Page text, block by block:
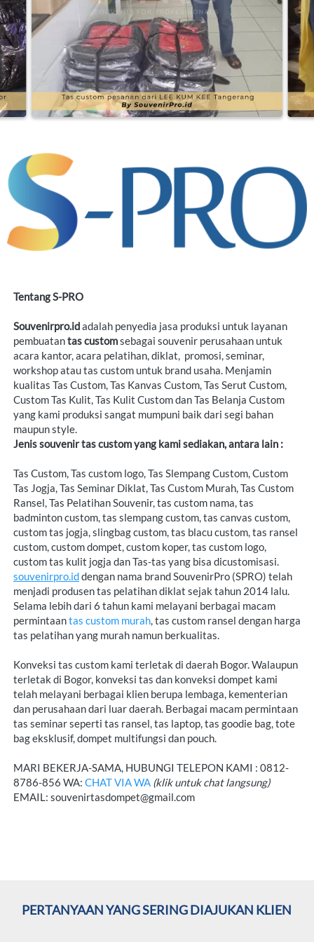
Tentang S-PRO
Souvenirpro.id adalah penyedia jasa produksi untuk layanan
pembuatan tas custom sebagai souvenir perusahaan untuk
acara kantor, acara pelatihan, diklat,  promosi, seminar,
workshop atau tas custom untuk brand usaha. Menjamin
kualitas Tas Custom, Tas Kanvas Custom, Tas Serut Custom,
yang kami produksi sangat mumpuni baik dari segi bahan
Jenis souvenir tas custom yang kami sediakan, antara lain :
Tas Custom, Tas custom logo, Tas Slempang Custom, Custom
Tas Jogja, Tas Seminar Diklat, Tas Custom Murah, Tas Custom
Ransel, Tas Pelatihan Souvenir, tas custom nama, tas
badminton custom, tas slempang custom, tas canvas custom,
custom tas jogja, slingbag custom, tas blacu custom, tas ransel
custom, custom dompet, custom koper, tas custom logo,
souvenirpro.id dengan nama brand SouvenirPro (SPRO) telah
menjadi produsen tas pelatihan diklat sejak tahun 2014 lalu.
Selama lebih dari 6 tahun kami melayani berbagai macam
permintaan tas custom murah, tas custom ransel dengan harga
tas pelatihan yang murah namun berkualitas.
Konveksi tas custom kami terletak di daerah Bogor. Walaupun
terletak di Bogor, konveksi tas dan konveksi dompet kami
telah melayani berbagai klien berupa lembaga, kementerian
dan perusahaan dari luar daerah. Berbagai macam permintaan
tas seminar seperti tas ransel, tas laptop, tas goodie bag, tote
bag eksklusif, dompet multifungsi dan pouch.
MARI BEKERJA-SAMA, HUBUNGI TELEPON KAMI : 0812-
8786-856 WA: CHAT VIA WA (klik untuk chat langsung)
EMAIL: souvenirtasdompet@gmail.com
PERTANYAAN YANG SERING DIAJUKAN KLIEN